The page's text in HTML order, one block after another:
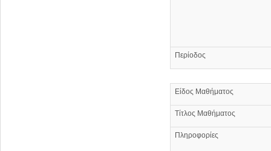
Περίοδος
Είδος Μαθήματος
Τίτλος Μαθήματος
Πληροφορίες